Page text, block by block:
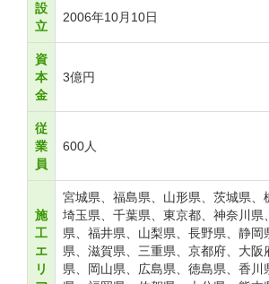
設
立
2006年10月10日
資
本
金
3億円
従
業
員
600人
施
工
エ
リ
宮城県、福島県、山形県、茨城県、
埼玉県、千葉県、東京都、神奈川県
県、福井県、山梨県、長野県、静岡
県、滋賀県、三重県、京都府、大阪
県、岡山県、広島県、徳島県、香川